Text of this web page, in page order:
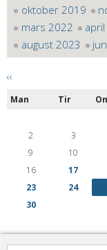
oktober 2019
mars 2022
august 2023
‹‹
Man Tir
2
3
9
10
16
17
23
24
30